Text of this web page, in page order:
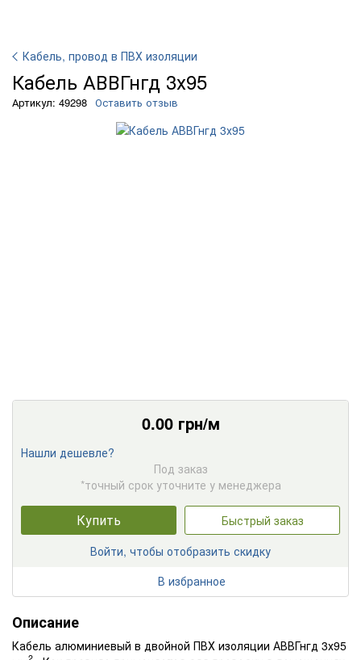
Кабель, провод в ПВХ изоляции
Кабель АВВГнгд 3х95
Артикул: 49298 Оставить отзыв
0.00грн/м
Нашли дешевле?
Под заказ
*точный срок уточните у менеджера
Купить
Быстрый заказ
Войти, чтобы отобразить скидку
В избранное
Описание
Кабель алюминиевый в двойной ПВХ изоляции АВВГнгд 3х95